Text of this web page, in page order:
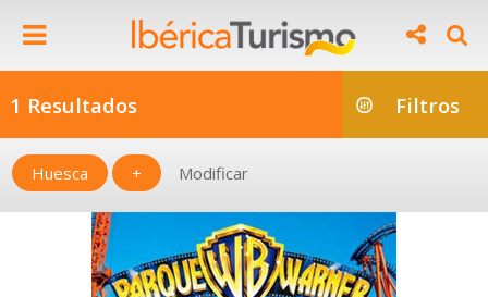
1 Resultados Filtros
Huesca + Modificar